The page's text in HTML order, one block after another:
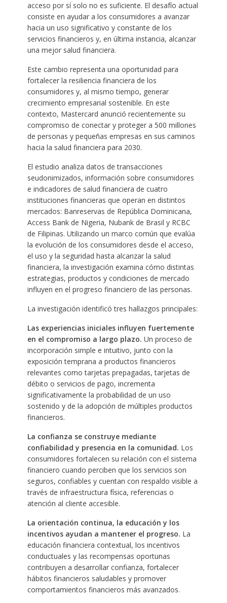
acceso por sí solo no es suficiente. El desafío actual
consiste en ayudar a los consumidores a avanzar
hacia un uso significativo y constante de los
servicios financieros y, en última instancia, alcanzar
una mejor salud financiera.
Este cambio representa una oportunidad para
fortalecer la resiliencia financiera de los
consumidores y, al mismo tiempo, generar
crecimiento empresarial sostenible. En este
contexto, Mastercard anunció recientemente su
compromiso de conectar y proteger a 500 millones
de personas y pequeñas empresas en sus caminos
hacia la salud financiera para 2030.
El estudio analiza datos de transacciones
seudonimizados, información sobre consumidores
e indicadores de salud financiera de cuatro
instituciones financieras que operan en distintos
mercados: Banreservas de República Dominicana,
Access Bank de Nigeria, Nubank de Brasil y RCBC
de Filipinas. Utilizando un marco común que evalúa
la evolución de los consumidores desde el acceso,
el uso y la seguridad hasta alcanzar la salud
financiera, la investigación examina cómo distintas
estrategias, productos y condiciones de mercado
influyen en el progreso financiero de las personas.
La investigación identificó tres hallazgos principales:
Las experiencias iniciales influyen fuertemente
en el compromiso a largo plazo. Un proceso de
incorporación simple e intuitivo, junto con la
exposición temprana a productos financieros
relevantes como tarjetas prepagadas, tarjetas de
débito o servicios de pago, incrementa
significativamente la probabilidad de un uso
sostenido y de la adopción de múltiples productos
financieros.
La confianza se construye mediante
confiabilidad y presencia en la comunidad. Los
consumidores fortalecen su relación con el sistema
financiero cuando perciben que los servicios son
seguros, confiables y cuentan con respaldo visible a
través de infraestructura física, referencias o
atención al cliente accesible.
La orientación continua, la educación y los
incentivos ayudan a mantener el progreso. La
educación financiera contextual, los incentivos
conductuales y las recompensas oportunas
contribuyen a desarrollar confianza, fortalecer
hábitos financieros saludables y promover
comportamientos financieros más avanzados.